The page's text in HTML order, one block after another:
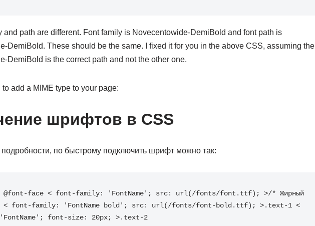
and path are different. Font family is Novecentowide-DemiBold and font path is
DemiBold. These should be the same. I fixed it for you in the above CSS, assuming the
DemiBold is the correct path and not the other one.
add a MIME type to your page:
шрифтов в CSS
подробности, по быстрому подключить шрифт можно так:
@font-face < font-family: 'FontName'; src: url(/fonts/font.ttf); >/* Жирный
< font-family: 'FontName bold'; src: url(/fonts/font-bold.ttf); >.text-1 <
font-size: 20px; >.text-2